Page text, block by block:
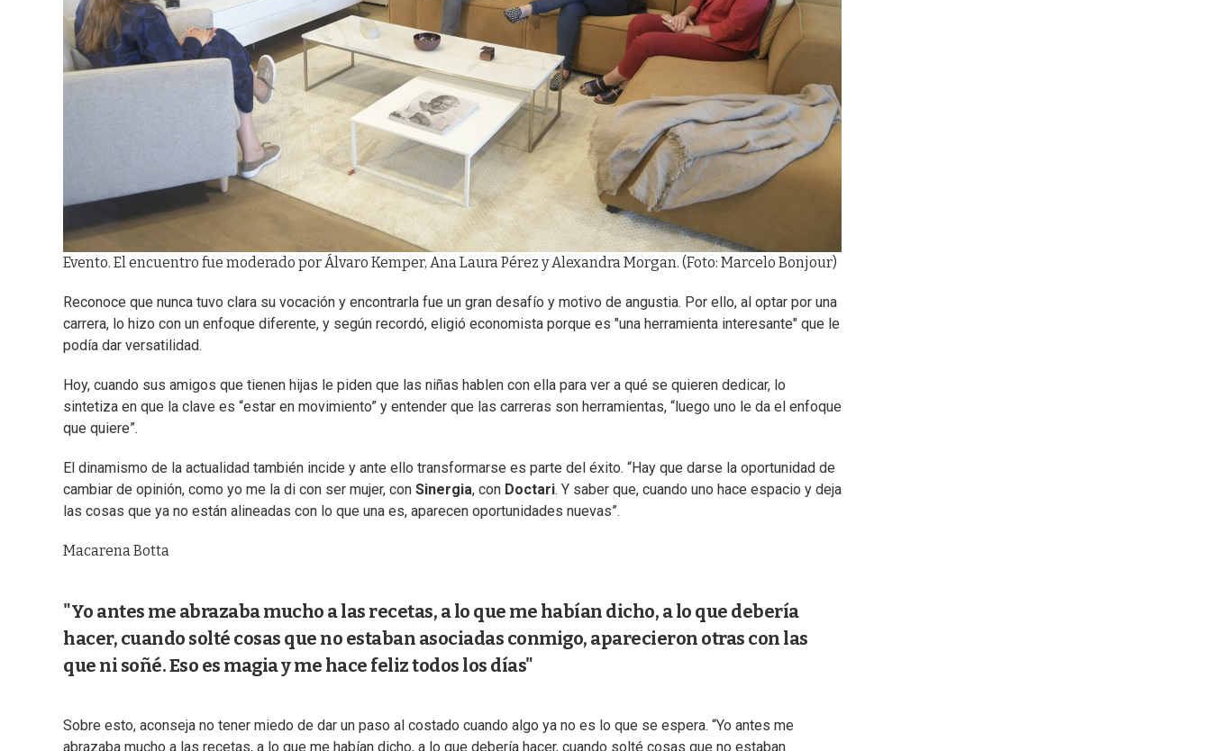
Evento. El encuentro fue moderado por Álvaro Kemper, Ana Laura Pérez y Alexandra Morgan. (Foto: Marcelo Bonjour)
Reconoce que nunca tuvo clara su vocación y encontrarla fue un gran desafío y motivo de angustia. Por ello, al optar por una
carrera, lo hizo con un enfoque diferente, y según recordó, eligió economista porque es "una herramienta interesante" que le
podía dar versatilidad.
Hoy, cuando sus amigos que tienen hijas le piden que las niñas hablen con ella para ver a qué se quieren dedicar, lo
sintetiza en que la clave es “estar en movimiento” y entender que las carreras son herramientas, “luego uno le da el enfoque
que quiere”.
El dinamismo de la actualidad también incide y ante ello transformarse es parte del éxito. “Hay que darse la oportunidad de
cambiar de opinión, como yo me la di con ser mujer, con Sinergia, con Doctari. Y saber que, cuando uno hace espacio y deja
las cosas que ya no están alineadas con lo que una es, aparecen oportunidades nuevas”.
Macarena Botta
"Yo antes me abrazaba mucho a las recetas, a lo que me habían dicho, a lo que debería
hacer, cuando solté cosas que no estaban asociadas conmigo, aparecieron otras con las
que ni soñé. Eso es magia y me hace feliz todos los días"
Sobre esto, aconseja no tener miedo de dar un paso al costado cuando algo ya no es lo que se espera. “Yo antes me
abrazaba mucho a las recetas, a lo que me habían dicho, a lo que debería hacer, cuando solté cosas que no estaban